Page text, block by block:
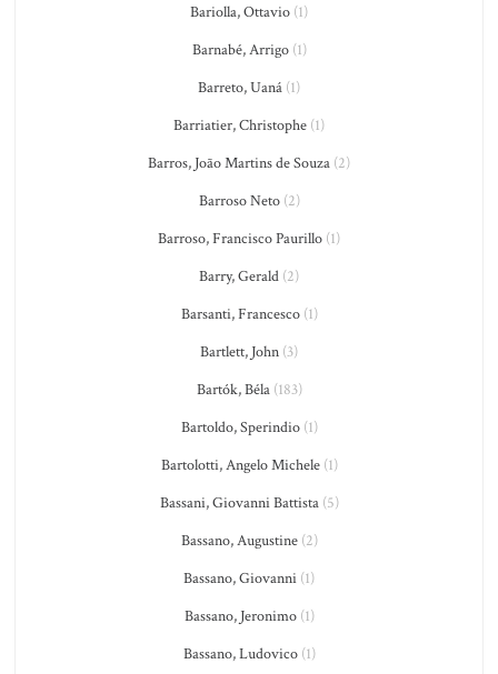
Bariolla, Ottavio (1)
Barnabé, Arrigo(1)
Barreto, Uaná (1)
Barriatier, Christophe (1)
Barros, João Martins de Souza (2)
Barroso Neto(2)
Barroso, Francisco Paurillo (1)
Barry, Gerald (2)
Barsanti, Francesco(1)
Bartlett, John (3)
Bartók, Béla(183)
Bartoldo, Sperindio(1)
Bartolotti, Angelo Michele(1)
Bassani, Giovanni Battista(5)
Bassano, Augustine(2)
Bassano, Giovanni (1)
Bassano, Jeronimo(1)
Bassano, Ludovico(1)